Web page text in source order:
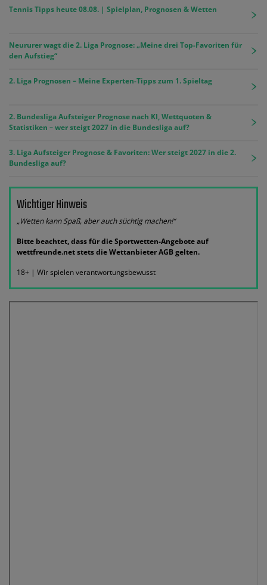
Tennis Tipps heute 08.08. | Spielplan, Prognosen & Wetten
Neururer wagt die 2. Liga Prognose: „Meine drei Top-Favoriten für
den Aufstieg“
2. Liga Prognosen – Meine Experten-Tipps zum 1. Spieltag
2. Bundesliga Aufsteiger Prognose nach KI, Wettquoten &
Statistiken – wer steigt 2027 in die Bundesliga auf?
3. Liga Aufsteiger Prognose & Favoriten: Wer steigt 2027 in die 2.
Bundesliga auf?
Wichtiger Hinweis
„Wetten kann Spaß, aber auch süchtig machen!“
Bitte beachtet, dass für die Sportwetten-Angebote auf
wettfreunde.net stets die Wettanbieter AGB gelten.
18+ | Wir spielen verantwortungsbewusst